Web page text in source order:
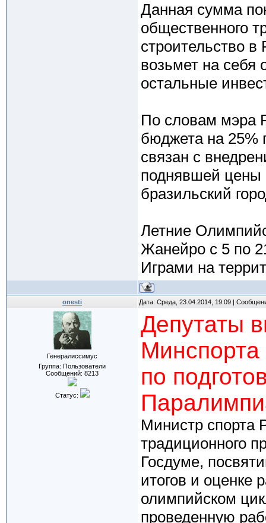
Данная сумма
общественного
строительство
возьмет на себя
остальные
По словам мэра
бюджета на 25%
связан с
поднявшей цены
бразильский
Летние
Жанейро с 5 по
Играми на
onesti Дата: Среда, 23.04.2014, 19:09 |
Генералиссимус
Группа: Пользователи
Сообщений: 8213
Статус:
Депутаты
Минспорта
по
Министр спорта
традиционного
Госдуме,
итогов и оценке
олимпийском
проведенную